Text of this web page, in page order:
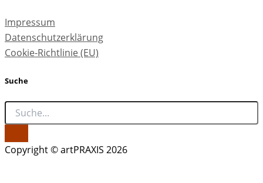
Impressum
Datenschutzerklärung
Cookie-Richtlinie (EU)
Suche
Copyright © artPRAXIS 2026